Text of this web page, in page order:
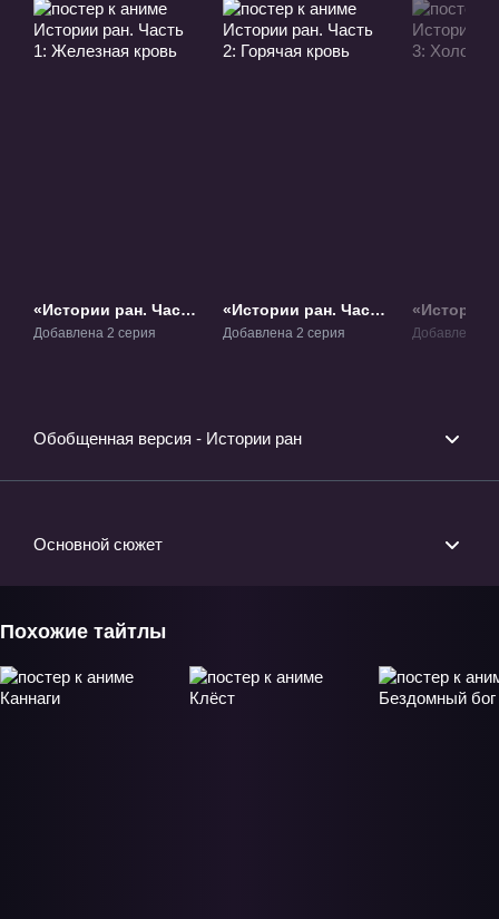
«Истории ран. Часть
1: Железная кровь»
Добавлена 2 серия
«Истории ран. Часть
2: Горячая кровь»
Добавлена 2 серия
«Истории
3:
Добавлена 2
Обобщенная версия - Истории ран
Основной сюжет
Похожие тайтлы